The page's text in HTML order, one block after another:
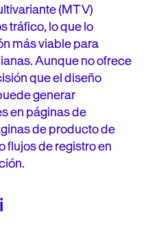
(MTV)
tráfico, lo que lo
más viable para
Aunque no ofrece
que el diseño
generar
en páginas de
de producto de
flujos de registro en